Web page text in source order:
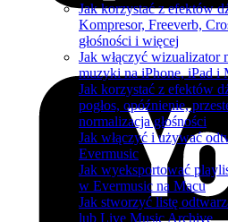
Jak korzystać z efektów
Kompresor, Freeverb,
głośności i więcej
Jak włączyć wizualizator
muzyki na iPhone, iPad i
Jak korzystać z efektów
pogłos, opóźnienie,
normalizacja głośności
Jak włączyć i używać
Evermusic
Jak wyeksportować
w Evermusic na Macu
Jak stworzyć listę
lub Live Music Archive